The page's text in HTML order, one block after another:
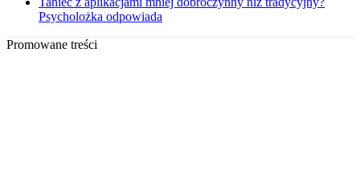
Psycholożka odpowiada
Promowane treści